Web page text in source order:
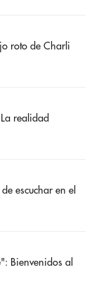
roto de Charli
realidad
escuchar en el
Bienvenidos al